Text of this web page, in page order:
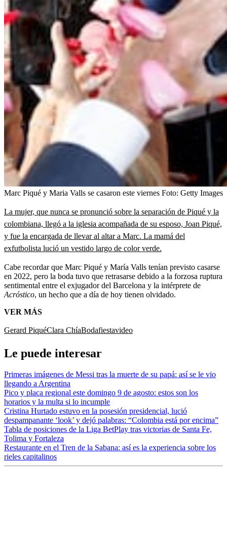
Marc Piqué y Maria Valls se casaron este viernes Foto: Getty Images
La mujer, que nunca se pronunció sobre la separación de Piqué y la
colombiana, llegó a la iglesia acompañada de su esposo, Joan Piqué,
y fue la encargada de llevar al altar a Marc. La mamá del
exfutbolista lució un vestido largo de color verde.
Cabe recordar que Marc Piqué y María Valls tenían previsto casarse
en 2022, pero la boda tuvo que retrasarse debido a la forzosa ruptura
sentimental entre el exjugador del Barcelona y la intérprete de
Acróstico, un hecho que a día de hoy tienen olvidado.
VER MÁS
Gerard PiquéClara ChíaBodafiestavideo
Le puede interesar
Primeras imágenes de Messi tras la muerte de su papá: así se le vio
llegando a Argentina
Pico y placa regional este domingo 9 de agosto: estos son los
horarios y la multa si lo incumple
Cristina Hurtado estuvo en la posesión presidencial, lució
despampanante ‘look’ y dejó palabras: “Colombia está por encima”
Tabla de posiciones de la Liga BetPlay tras victorias de Santa Fe,
Tolima y Fortaleza
Restaurante en el Tren de la Sabana: así es la experiencia sobre los
rieles capitalinos